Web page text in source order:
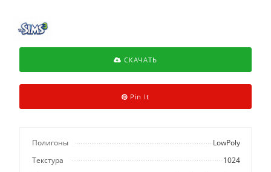
СКАЧАТЬ
Pin It
Полигоны
LowPoly
Текстура
1024